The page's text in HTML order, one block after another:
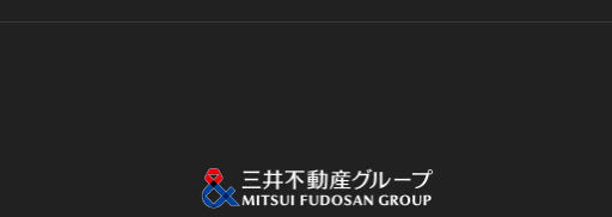
個人情報保護方針 個人情報の取り扱いについて